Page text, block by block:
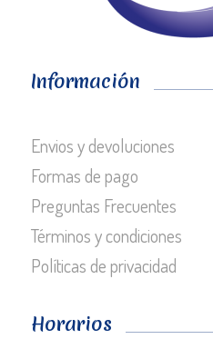
Información
Envios y devoluciones
Formas de pago
Preguntas Frecuentes
Términos y condiciones
Políticas de privacidad
Horarios